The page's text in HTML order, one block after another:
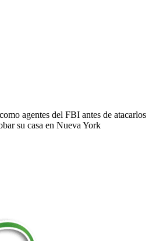
agentes del FBI antes de atacarlos
su casa en Nueva York